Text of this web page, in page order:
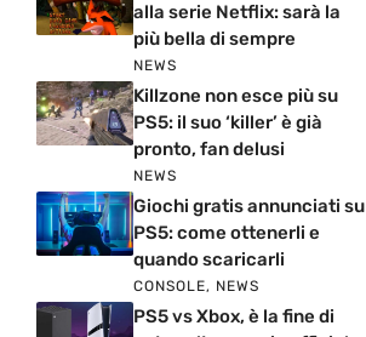
alla serie Netflix: sarà la
più bella di sempre
NEWS
Killzone non esce più su
PS5: il suo ‘killer’ è già
pronto, fan delusi
NEWS
Giochi gratis annunciati su
PS5: come ottenerli e
quando scaricarli
CONSOLE, NEWS
PS5 vs Xbox, è la fine di